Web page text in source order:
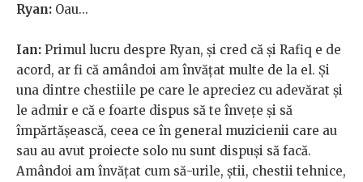
Ryan: Oau...
Ian: Primul lucru despre Ryan, și cred că și Rafiq e de
acord, ar fi că amândoi am învățat multe de la el. Și
una dintre chestiile pe care le apreciez cu adevărat și
le admir e că e foarte dispus să te învețe și să
împărtășească, ceea ce în general muzicienii care au
sau au avut proiecte solo nu sunt dispuși să facă.
Amândoi am învățat cum să-urile, știi, chestii tehnice,